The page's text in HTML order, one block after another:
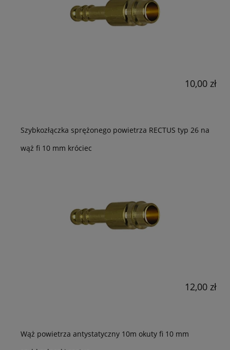
10,00 zł
Szybkozłączka sprężonego powietrza RECTUS typ 26 na
wąż fi 10 mm króciec
12,00 zł
Wąż powietrza antystatyczny 10m okuty fi 10 mm